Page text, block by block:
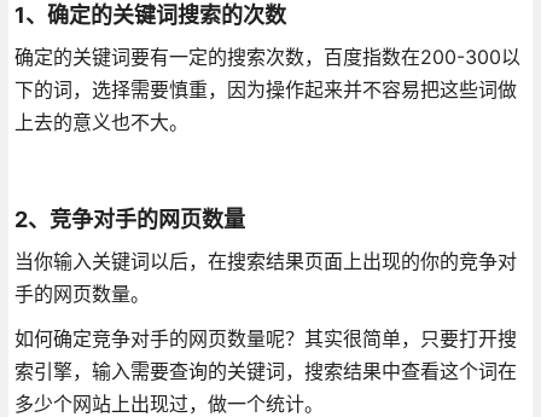
1、确定的关键词搜索的次数
确定的关键词要有一定的搜索次数，百度指数在200-300以
下的词，选择需要慎重，因为操作起来并不容易把这些词做
上去的意义也不大。
2、竞争对手的网页数量
当你输入关键词以后，在搜索结果页面上出现的你的竞争对
手的网页数量。
如何确定竞争对手的网页数量呢？其实很简单，只要打开搜
索引擎，输入需要查询的关键词，搜索结果中查看这个词在
多少个网站上出现过，做一个统计。